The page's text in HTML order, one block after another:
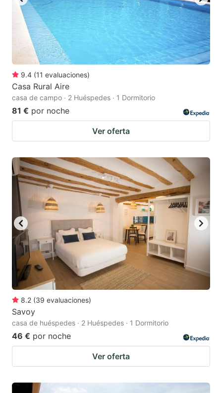
9.4 (11 evaluaciones)
Casa Rural Aire
casa de campo · 2 Huéspedes · 1 Dormitorio
81 € por noche
Ver oferta
8.2 (39 evaluaciones)
Savoy
casa de huéspedes · 2 Huéspedes · 1 Dormitorio
46 € por noche
Ver oferta